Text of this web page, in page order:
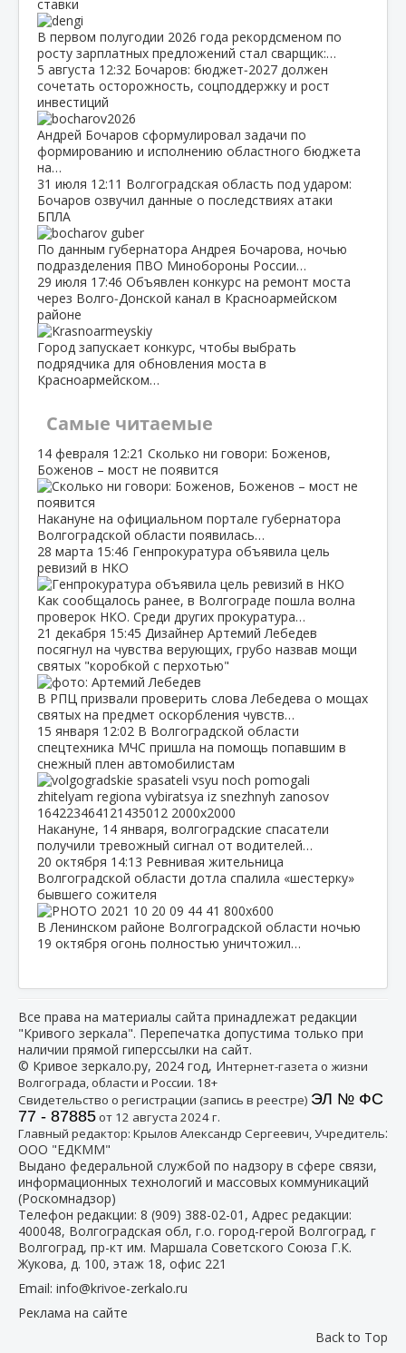
ставки
В первом полугодии 2026 года рекордсменом по
росту зарплатных предложений стал сварщик:…
5 августа 12:32 Бочаров: бюджет‑2027 должен
сочетать осторожность, соцподдержку и рост
инвестиций
Андрей Бочаров сформулировал задачи по
формированию и исполнению областного бюджета
на…
31 июля 12:11 Волгоградская область под ударом:
Бочаров озвучил данные о последствиях атаки
БПЛА
По данным губернатора Андрея Бочарова, ночью
подразделения ПВО Минобороны России…
29 июля 17:46 Объявлен конкурс на ремонт моста
через Волго‑Донской канал в Красноармейском
районе
Город запускает конкурс, чтобы выбрать
подрядчика для обновления моста в
Красноармейском…
Самые читаемые
14 февраля 12:21 Сколько ни говори: Боженов,
Боженов – мост не появится
Накануне на официальном портале губернатора
Волгоградской области появилась…
28 марта 15:46 Генпрокуратура объявила цель
ревизий в НКО
Как сообщалось ранее, в Волгограде пошла волна
проверок НКО. Среди других прокуратура…
21 декабря 15:45 Дизайнер Артемий Лебедев
посягнул на чувства верующих, грубо назвав мощи
святых "коробкой с перхотью"
В РПЦ призвали проверить слова Лебедева о мощах
святых на предмет оскорбления чувств…
15 января 12:02 В Волгоградской области
спецтехника МЧС пришла на помощь попавшим в
снежный плен автомобилистам
Накануне, 14 января, волгоградские спасатели
получили тревожный сигнал от водителей…
20 октября 14:13 Ревнивая жительница
Волгоградской области дотла спалила «шестерку»
бывшего сожителя
В Ленинском районе Волгоградской области ночью
19 октября огонь полностью уничтожил…
Все права на материалы сайта принадлежат редакции
"Кривого зеркала". Перепечатка допустима только при
наличии прямой гиперссылки на сайт.
© Кривое зеркало.ру, 2024 год, Интернет-газета о жизни
Волгограда, области и России. 18+
Свидетельство о регистрации (запись в реестре) ЭЛ № ФС
77 - 87885от 12 августа 2024 г.
Главный редактор: Крылов Александр Сергеевич, Учредитель:
ООО "ЕДКММ"
Выдано федеральной службой по надзору в сфере связи,
информационных технологий и массовых коммуникаций
(Роскомнадзор)
Телефон редакции: 8 (909) 388-02-01 , Адрес редакции:
400048, Волгоградская обл, г.о. город-герой Волгоград, г
Волгоград, пр-кт им. Маршала Советского Союза Г.К.
Жукова, д. 100, этаж 18, офис 221
Email: info@krivoe-zerkalo.ru
Реклама на сайте
Back to Top